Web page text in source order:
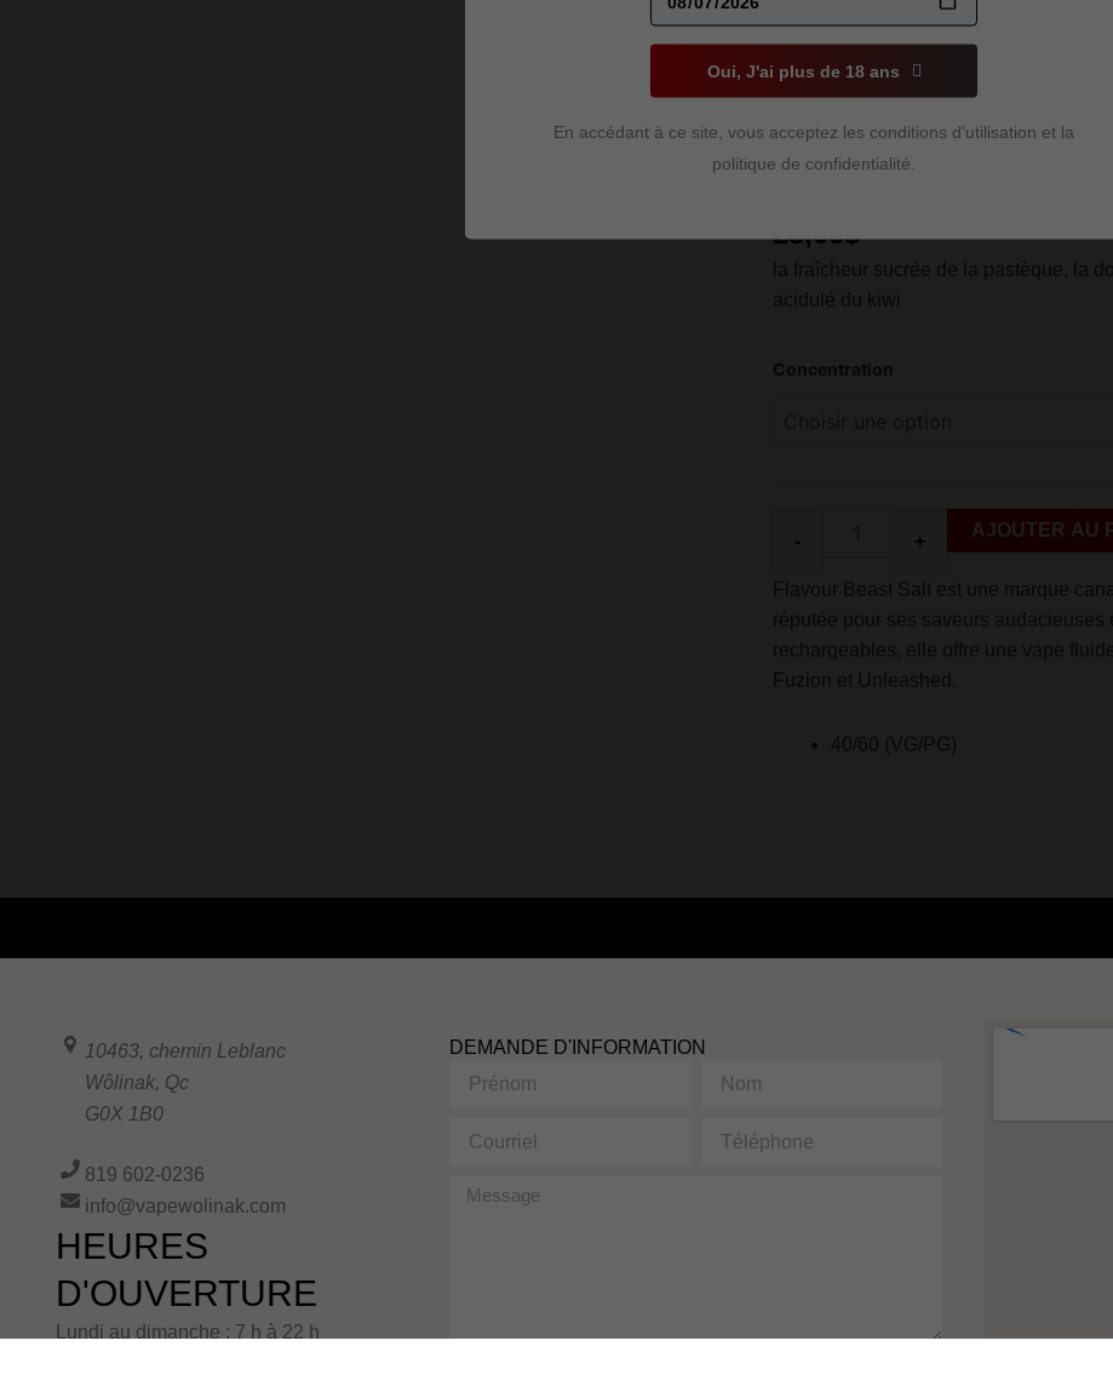
30ML
28,00$
la fraîcheur sucrée de la pastèque, la
acidulé du kiwi
Concentration
quantité
- +
AJOUTER AU
Flavour Beast Salt est une marque
réputée pour ses saveurs
rechargeables, elle offre une vape
Fuzion et Unleashed.
40/60 (VG/PG)
Oui, J'ai plus de 18 ans
En accédant à ce site, vous acceptez les conditions d'utilisation et la
politique de confidentialité.
10463, chemin Leblanc
Wôlinak, Qc
G0X 1B0
819 602-0236
info@vapewolinak.com
HEURES
D'OUVERTURE
Lundi au dimanche : 7 h à 22 h
DEMANDE D'INFORMATION
Prénom Nom
Courriel Téléphone
Message